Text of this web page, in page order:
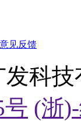
意见反馈
发科
号 (浙